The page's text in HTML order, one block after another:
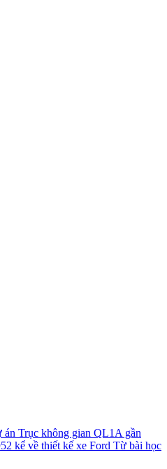
án Trục không gian QL1A gần
kể về thiết kế xe Ford Từ bài học